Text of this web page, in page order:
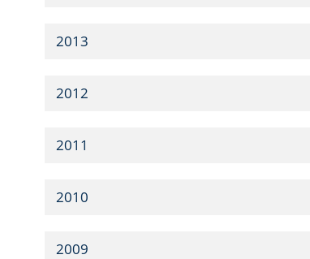
2013
2012
2011
2010
2009